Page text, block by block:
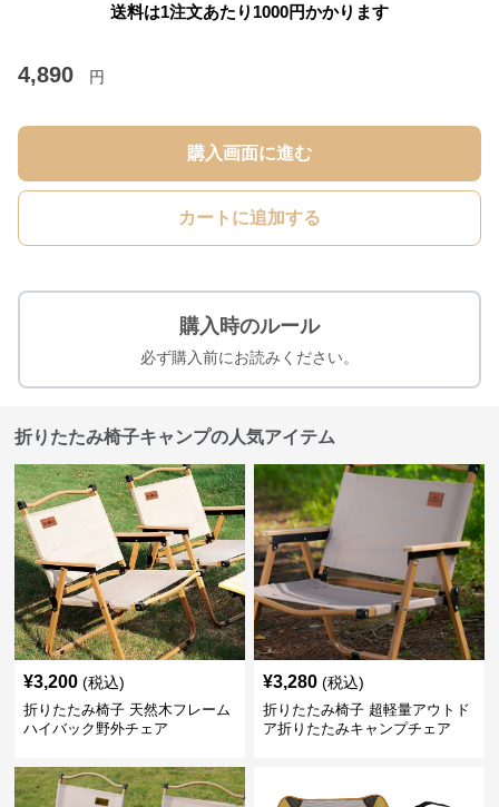
送料は1注文あたり 1000円かかります
4,890 円
購入画面に進む
カートに追加する
購入時のルール
必ず購入前にお読みください。
折りたたみ椅子キャンプの人気アイテム
¥3,200 (税込)
折りたたみ椅子 天然木フレーム
ハイバック野外チェア
¥3,280 (税込)
折りたたみ椅子 超軽量アウトド
ア折りたたみキャンプチェア